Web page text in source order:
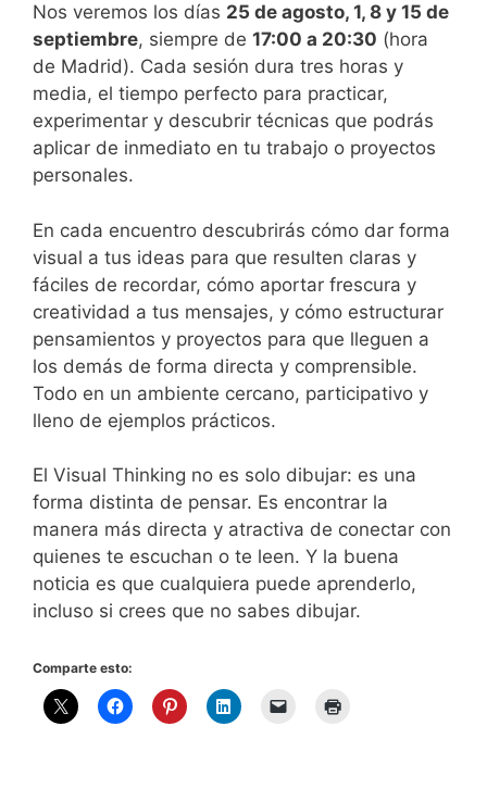
Nos veremos los días 25 de agosto, 1, 8 y 15 de
septiembre, siempre de 17:00 a 20:30 (hora
de Madrid). Cada sesión dura tres horas y
media, el tiempo perfecto para practicar,
experimentar y descubrir técnicas que podrás
aplicar de inmediato en tu trabajo o proyectos
personales.
En cada encuentro descubrirás cómo dar forma
visual a tus ideas para que resulten claras y
fáciles de recordar, cómo aportar frescura y
creatividad a tus mensajes, y cómo estructurar
pensamientos y proyectos para que lleguen a
los demás de forma directa y comprensible.
Todo en un ambiente cercano, participativo y
lleno de ejemplos prácticos.
El Visual Thinking no es solo dibujar: es una
forma distinta de pensar. Es encontrar la
manera más directa y atractiva de conectar con
quienes te escuchan o te leen. Y la buena
noticia es que cualquiera puede aprenderlo,
incluso si crees que no sabes dibujar.
Comparte esto: